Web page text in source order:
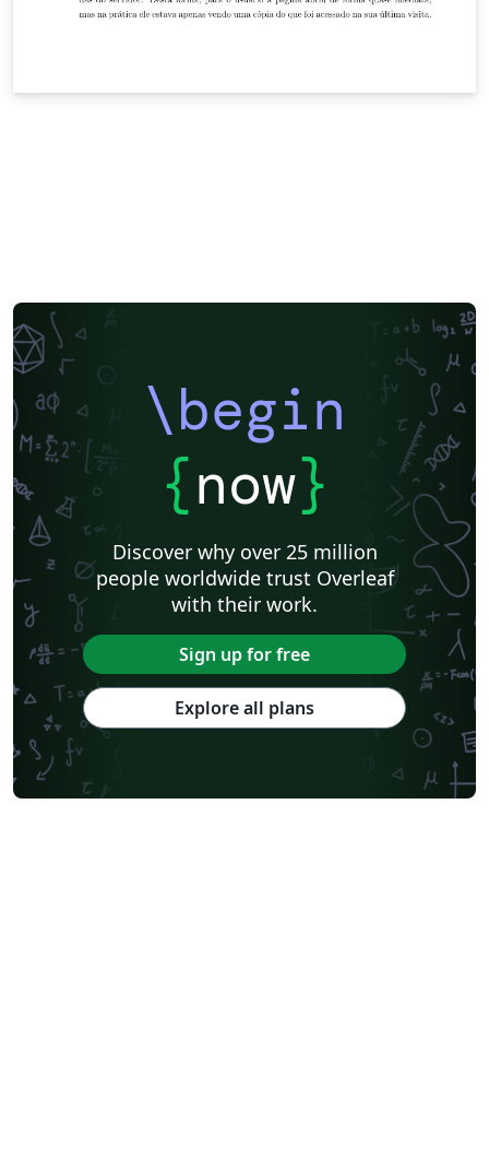
\begin
{now}
Discover why over 25 million
people worldwide trust Overleaf
with their work.
Sign up for free
Explore all plans